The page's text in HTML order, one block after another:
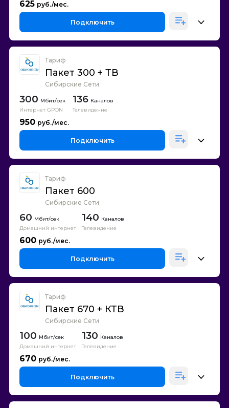
625
Подключить
Тариф
Пакет 300 + ТВ
Сибирские Сети
300
Интернет GPON
136 Каналов
Телевидение
950
Подключить
Тариф
Пакет 600
Сибирские Сети
60
Домашний интернет
140 Каналов
Телевидение
600
Подключить
Тариф
Пакет 670 + КТВ
Сибирские Сети
100
Домашний интернет
130 Каналов
Телевидение
670
Подключить